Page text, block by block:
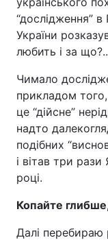
“дослідження”
України
любить і за що?..
Чимало
прикладом
це “дійсне”
надто
подібних
і вітав три
році.
Копайте
Далі перебираю